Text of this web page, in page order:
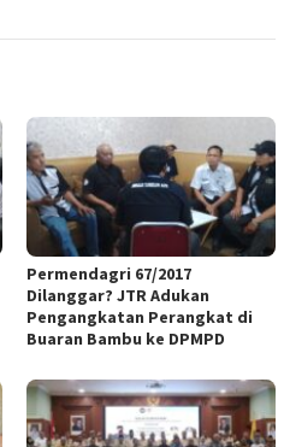
Permendagri 67/2017
Dilanggar? JTR Adukan
Pengangkatan Perangkat di
Buaran Bambu ke DPMPD